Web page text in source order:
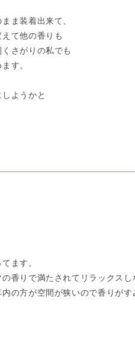
ま装着出来て、
て他の香りも
さがりの私でも
す。
ようかと
ます。
香りで満たされてリラックスし
の方が空間が狭いので香りが